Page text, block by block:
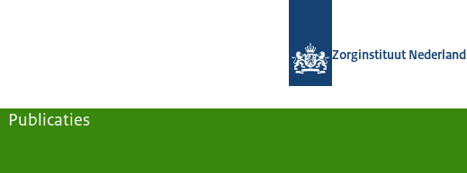
Zorginstituut Nederland
Publicaties